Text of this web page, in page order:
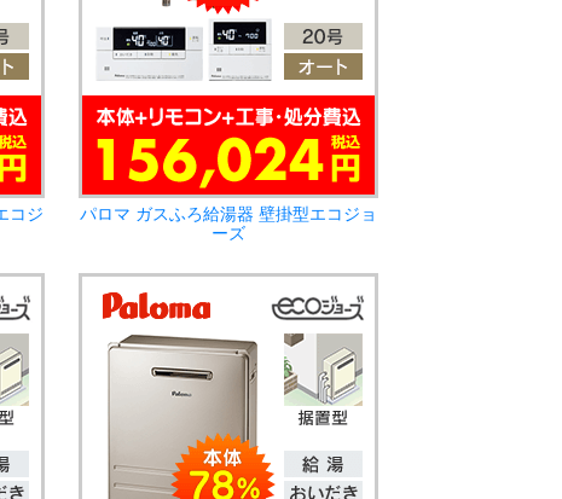
コジ
パロマ ガスふろ給湯器 壁掛型エコジョ
ーズ